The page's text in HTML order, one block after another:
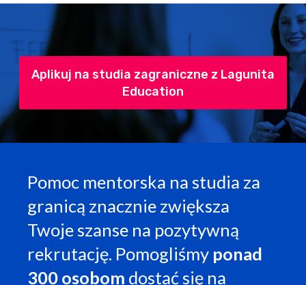
Aplikuj na studia zagraniczne z Lagunita
Education
Pomoc mentorska na studia za
granicą znacznie zwiększa
Twoje szanse na pozytywną
rekrutację. Pomogliśmy ponad
300 osobom dostać się na